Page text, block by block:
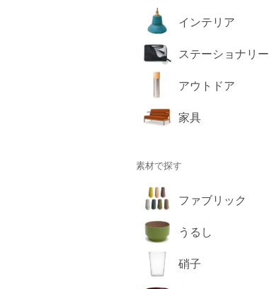
インテリア
ステーショナリー
アウトドア
家具
素材で探す
ファブリック
うるし
硝子